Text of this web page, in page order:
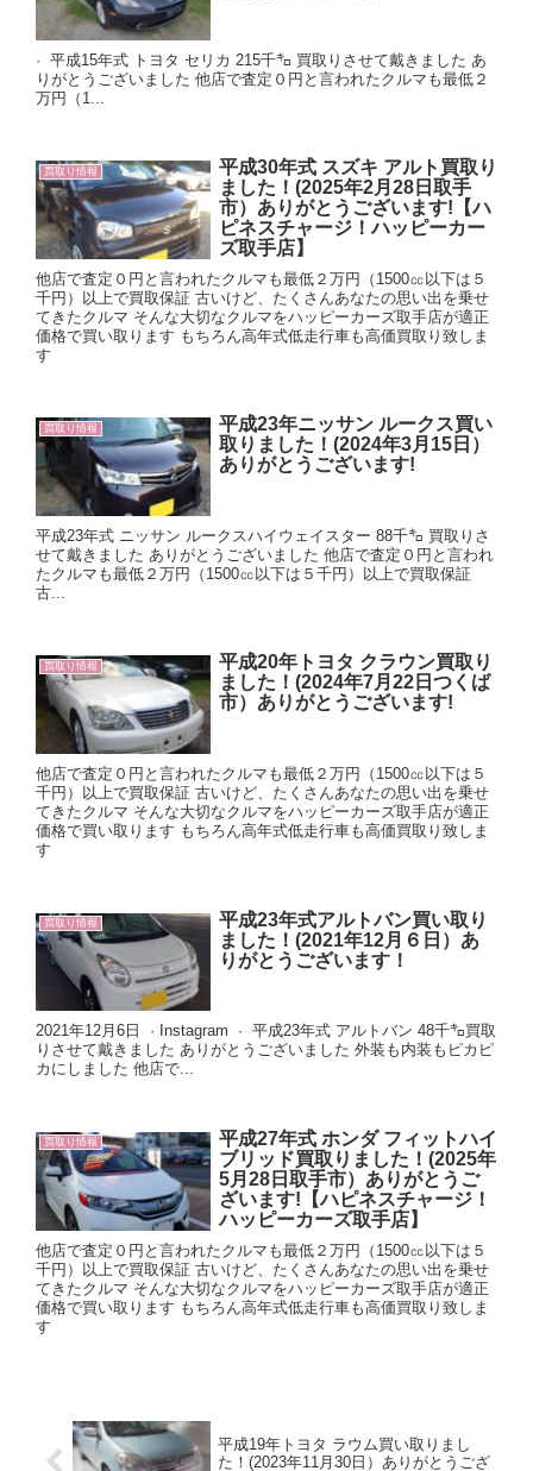
· 平成15年式 トヨタ セリカ 215千㌔ 買取りさせて戴きました あ
りがとうございました 他店で査定０円と言われたクルマも最低２
万円（1...
買取り情報
平成30年式 スズキ アルト買取り
ました！(2025年2月28日取手
市）ありがとうございます!【ハ
ピネスチャージ！ハッピーカー
ズ取手店】
他店で査定０円と言われたクルマも最低２万円（1500㏄以下は５
千円）以上で買取保証 古いけど、たくさんあなたの思い出を乗せ
てきたクルマ そんな大切なクルマをハッピーカーズ取手店が適正
価格で買い取ります もちろん高年式低走行車も高価買取り致しま
す
買取り情報
平成23年ニッサン ルークス買い
取りました！(2024年3月15日）
ありがとうございます!
平成23年式 ニッサン ルークスハイウェイスター 88千㌔ 買取りさ
せて戴きました ありがとうございました 他店で査定０円と言われ
たクルマも最低２万円（1500㏄以下は５千円）以上で買取保証
古...
買取り情報
平成20年トヨタ クラウン買取り
ました！(2024年7月22日つくば
市）ありがとうございます!
他店で査定０円と言われたクルマも最低２万円（1500㏄以下は５
千円）以上で買取保証 古いけど、たくさんあなたの思い出を乗せ
てきたクルマ そんな大切なクルマをハッピーカーズ取手店が適正
価格で買い取ります もちろん高年式低走行車も高価買取り致しま
す
買取り情報
平成23年式アルトバン買い取り
ました！(2021年12月６日）あ
りがとうございます！
2021年12月6日 · Instagram · 平成23年式 アルトバン 48千㌔買取
りさせて戴きました ありがとうございました 外装も内装もピカピ
カにしました 他店で...
買取り情報
平成27年式 ホンダ フィットハイ
ブリッド買取りました！(2025年
5月28日取手市）ありがとうご
ざいます!【ハピネスチャージ！
ハッピーカーズ取手店】
他店で査定０円と言われたクルマも最低２万円（1500㏄以下は５
千円）以上で買取保証 古いけど、たくさんあなたの思い出を乗せ
てきたクルマ そんな大切なクルマをハッピーカーズ取手店が適正
価格で買い取ります もちろん高年式低走行車も高価買取り致しま
す
平成19年トヨタ ラウム買い取りまし
た！(2023年11月30日）ありがとうござ